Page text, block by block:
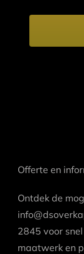
Offerte en
Ontdek de
2845 voor
maatwerk en